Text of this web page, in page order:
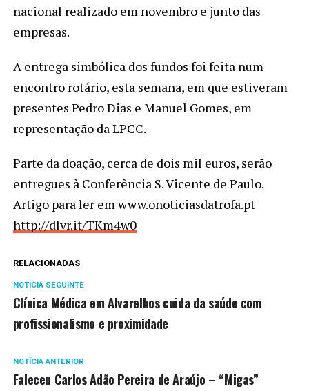
nacional realizado em novembro e junto das
empresas.
A entrega simbólica dos fundos foi feita num
encontro rotário, esta semana, em que estiveram
presentes Pedro Dias e Manuel Gomes, em
representação da LPCC.
Parte da doação, cerca de dois mil euros, serão
entregues à Conferência S. Vicente de Paulo.
Artigo para ler em www.onoticiasdatrofa.pt
http://dlvr.it/TKm4w0
RELACIONADAS
NOTÍCIA SEGUINTE
Clínica Médica em Alvarelhos cuida da saúde com
profissionalismo e proximidade
NOTÍCIA ANTERIOR
Faleceu Carlos Adão Pereira de Araújo – “Migas”